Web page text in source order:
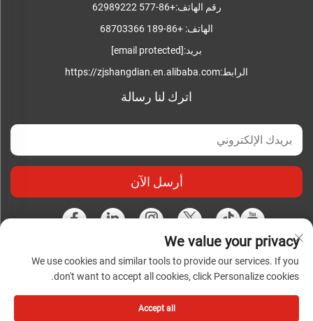
رقم الهاتف:+86-577 62989222
الهاتف: +86-189 68703366
بريد:[email protected]
الرابط:https://zjshangdian.en.alibaba.com
اترك لنا رسالة
أرسل الآن
حقوق النشر محفوظة © شركة تشجيانغ شانغديان للصناعات
الكهربائية المتكاملة المحدودة. جميع الحقوق محفوظة |
الخصوصية
المدونة
We value your privacy
We use cookies and similar tools to provide our services. If you
don't want to accept all cookies, click Personalize cookies.
Accept all